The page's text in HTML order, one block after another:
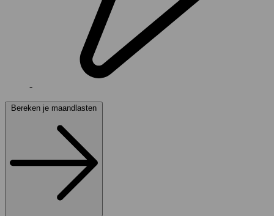
-
Bereken je maandlasten